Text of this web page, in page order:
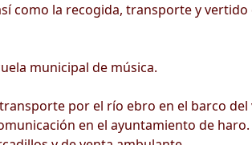
como la recogida, transporte y
municipal de música.
por el río ebro en el barco del
en el ayuntamiento de haro.